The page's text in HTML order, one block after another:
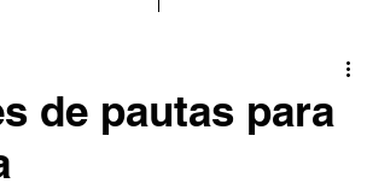
de pautas para